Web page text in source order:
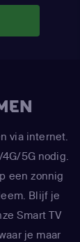
via internet.
5G nodig.
een zonnig
Blijf je
Smart TV
je maar